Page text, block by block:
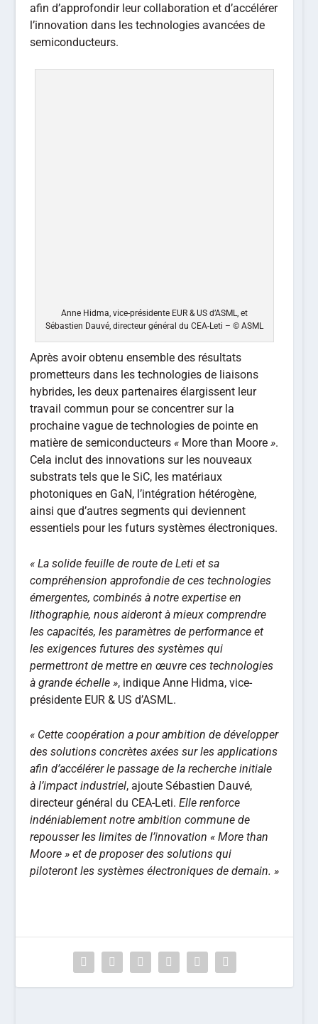
afin d’approfondir leur collaboration et d’accélérer
l’innovation dans les technologies avancées de
semiconducteurs.
Anne Hidma, vice-présidente EUR & US d’ASML, et
Sébastien Dauvé, directeur général du CEA-Leti – © ASML
Après avoir obtenu ensemble des résultats
prometteurs dans les technologies de liaisons
hybrides, les deux partenaires élargissent leur
travail commun pour se concentrer sur la
prochaine vague de technologies de pointe en
matière de semiconducteurs« More than Moore ».
Cela inclut des innovations sur les nouveaux
substrats tels que le SiC, les matériaux
photoniques en GaN, l’intégration hétérogène,
ainsi que d’autres segments qui deviennent
essentiels pour les futurs systèmes électroniques.
« La solide feuille de route de Leti et sa
compréhension approfondie de ces technologies
émergentes, combinés à notre expertise en
lithographie, nous aideront à mieux comprendre
les capacités, les paramètres de performance et
les exigences futures des systèmes qui
permettront de mettre en œuvre ces technologies
à grande échelle », indique Anne Hidma, vice-
présidente EUR & US d’ASML.
« Cette coopération a pour ambition de développer
des solutions concrètes axées sur les applications
afin d’accélérer le passage de la recherche initiale
à l’impact industriel, ajoute Sébastien Dauvé,
directeur général du CEA-Leti. Elle renforce
indéniablement notre ambition commune de
repousser les limites de l’innovation « More than
Moore » et de proposer des solutions qui
piloteront les systèmes électroniques de demain. »